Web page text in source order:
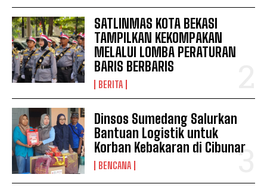
News Week
SATLINMAS KOTA BEKASI
TAMPILKAN KEKOMPAKAN
MELALUI LOMBA PERATURAN
BARIS BERBARIS
BERITA
Dinsos Sumedang Salurkan
Bantuan Logistik untuk
Korban Kebakaran di Cibunar
BENCANA